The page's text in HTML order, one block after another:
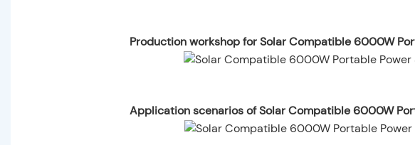
Production workshop for Solar Compatible 6000W
Application scenarios of Solar Compatible 6000W